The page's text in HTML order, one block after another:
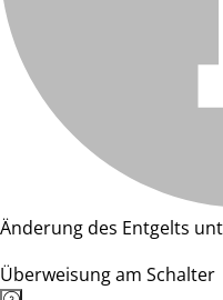
Änderung des Entgelts
Überweisung am Schalter